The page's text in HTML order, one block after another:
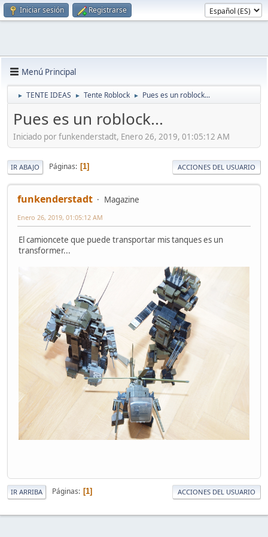
Iniciar sesión Registrarse
Menú Principal
► TENTE IDEAS ► Tente Roblock ► Pues es un roblock...
Pues es un roblock...
Iniciado por funkenderstadt, Enero 26, 2019, 01:05:12 AM
IR ABAJO Páginas 1 ACCIONES DEL USUARIO
funkenderstadt Magazine
Enero 26, 2019, 01:05:12 AM
El camioncete que puede transportar mis tanques es un
transformer...
IR ARRIBA Páginas 1 ACCIONES DEL USUARIO